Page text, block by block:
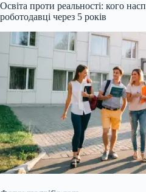
Освіта проти реальності: кого
роботодавці через 5 років